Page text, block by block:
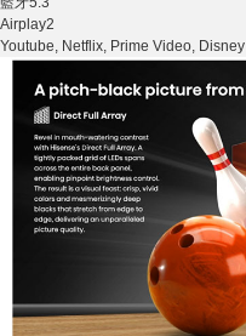
Airplay2
Youtube, Netflix, Prime Video, Disney